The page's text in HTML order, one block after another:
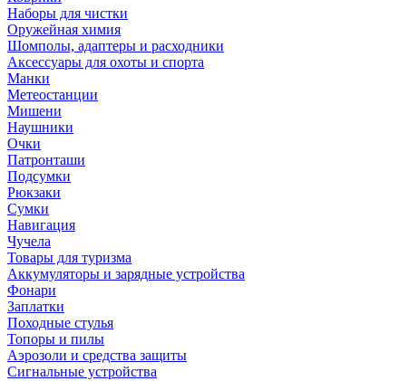
Наборы для чистки
Оружейная химия
Шомполы, адаптеры и расходники
Аксессуары для охоты и спорта
Манки
Метеостанции
Мишени
Наушники
Очки
Патронташи
Подсумки
Рюкзаки
Сумки
Навигация
Чучела
Товары для туризма
Аккумуляторы и зарядные устройства
Фонари
Заплатки
Походные стулья
Топоры и пилы
Аэрозоли и средства защиты
Сигнальные устройства